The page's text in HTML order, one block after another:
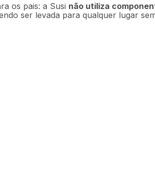
os pais: a Susi não utiliza
ser levada para qualquer lugar